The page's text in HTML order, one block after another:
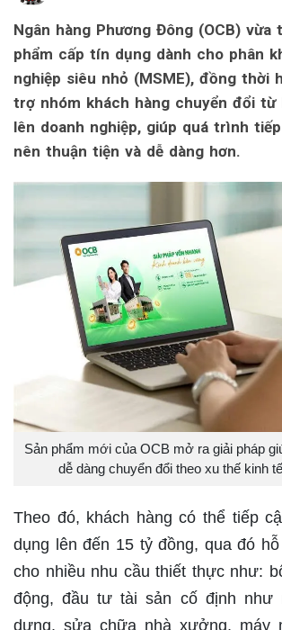
Ngân hàng Phương Đông (OCB) vừa
phẩm cấp tín dụng dành cho phân
nghiệp siêu nhỏ (MSME), đồng thời
trợ nhóm khách hàng chuyển đổi từ
lên doanh nghiệp, giúp quá trình
nên thuận tiện và dễ dàng hơn.
Sản phẩm mới của OCB mở ra giải pháp
dễ dàng chuyển đổi theo xu thế kinh
Theo đó, khách hàng có thể tiếp
dụng lên đến 15 tỷ đồng, qua đó
cho nhiều nhu cầu thiết thực như:
động, đầu tư tài sản cố định như
dựng, sửa chữa nhà xưởng, máy